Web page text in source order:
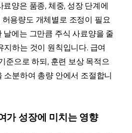
료양은 품종, 체중, 성장 단계에
용량도 개체별로 조정이 필요
날에는 그만큼 주식 사료양을 줄
지하는 것이 원칙입니다. 급여
준으로 하되, 훈련 보상 목적으
소분하여 총량 안에서 조절합니
가 성장에 미치는 영향